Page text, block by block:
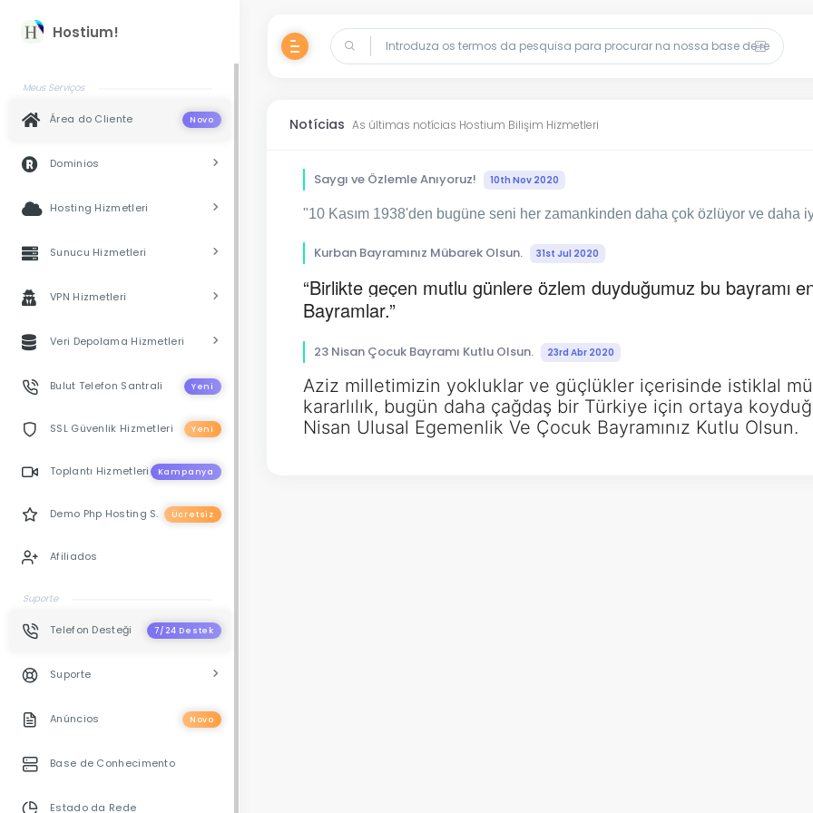
Hostium!
Meus Serviços
Área do Cliente Novo
Dominios
Hosting Hizmetleri
Sunucu Hizmetleri
VPN Hizmetleri
Veri Depolama Hizmetleri
Bulut Telefon Santrali Yeni
SSL Güvenlik Hizmetleri Yeni
Toplantı Hizmetleri Kampanya
Demo Php Hosting S. Ücretsiz
Afiliados
Suporte
Telefon Desteği 7/24 Destek
Suporte
Anúncios Novo
Base de Conhecimento
Estado da Rede
Notícias As últimas notícias Hostium Bilişim Hizmetleri
Saygı ve Özlemle Anıyoruz! 10th Nov 2020
"10 Kasım 1938'den bugüne seni her zamankinden daha çok özlüyor ve daha
Kurban Bayramınız Mübarek Olsun. 31st Jul 2020
“Birlikte geçen mutlu günlere özlem duyduğumuz bu bayramı
Bayramlar.”
23 Nisan Çocuk Bayramı Kutlu Olsun. 23rd Abr 2020
Aziz milletimizin yokluklar ve güçlükler içerisinde istiklal
kararlılık, bugün daha çağdaş bir Türkiye için ortaya
Nisan Ulusal Egemenlik Ve Çocuk Bayramınız Kutlu Olsun.